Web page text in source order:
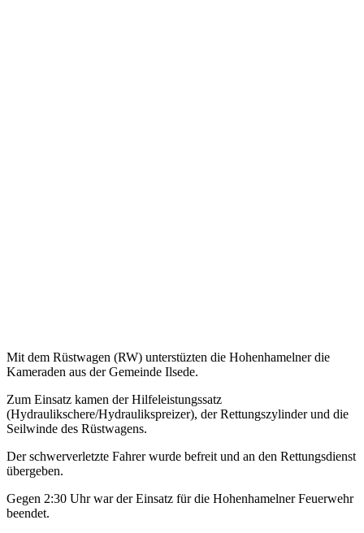
Mit dem Rüstwagen (RW) unterstüzten die Hohenhamelner die
Kameraden aus der Gemeinde Ilsede.
Zum Einsatz kamen der Hilfeleistungssatz
(Hydraulikschere/Hydraulikspreizer), der Rettungszylinder und die
Seilwinde des Rüstwagens.
Der schwerverletzte Fahrer wurde befreit und an den Rettungsdienst
übergeben.
Gegen 2:30 Uhr war der Einsatz für die Hohenhamelner Feuerwehr
beendet.